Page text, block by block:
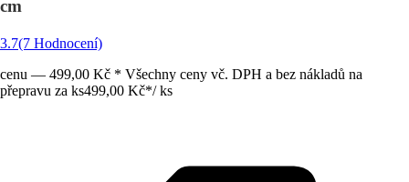
cm
3.7(7 Hodnocení)
cenu — 499,00 Kč * Všechny ceny vč. DPH a bez nákladů na
přepravu za ks499,00 Kč*/ ks